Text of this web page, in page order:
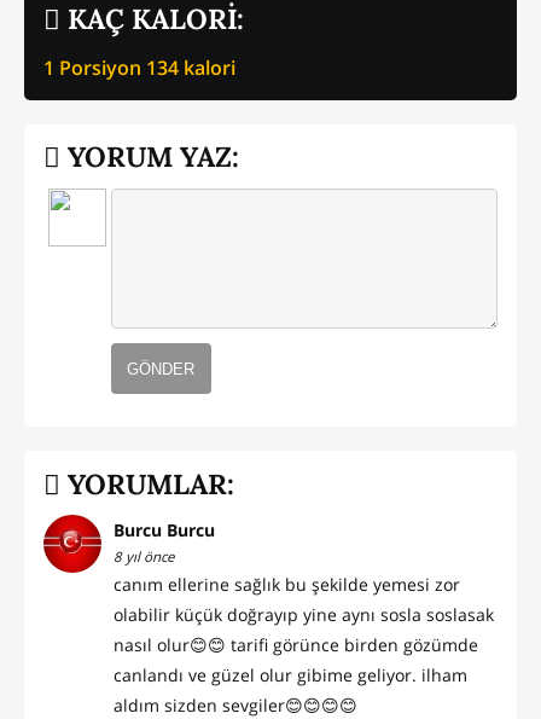
KAÇ KALORİ:
1 Porsiyon 134 kalori
YORUM YAZ:
GÖNDER
YORUMLAR:
Burcu Burcu
8 yıl önce
canım ellerine sağlık bu şekilde yemesi zor
olabilir küçük doğrayıp yine aynı sosla soslasak
nasıl olur😊😊 tarifi görünce birden gözümde
canlandı ve güzel olur gibime geliyor. ilham
aldım sizden sevgiler😊😊😊😊